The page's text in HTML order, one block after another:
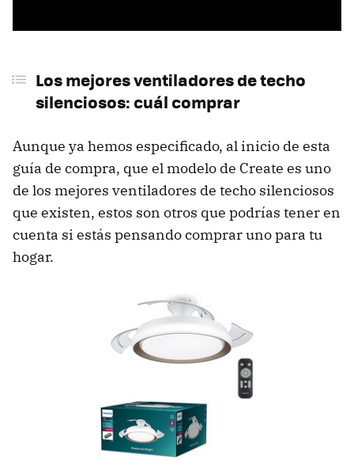
Los mejores ventiladores de techo
silenciosos: cuál comprar
Aunque ya hemos especificado, al inicio de esta
guía de compra, que el modelo de Create es uno
de los mejores ventiladores de techo silenciosos
que existen, estos son otros que podrías tener en
cuenta si estás pensando comprar uno para tu
hogar.